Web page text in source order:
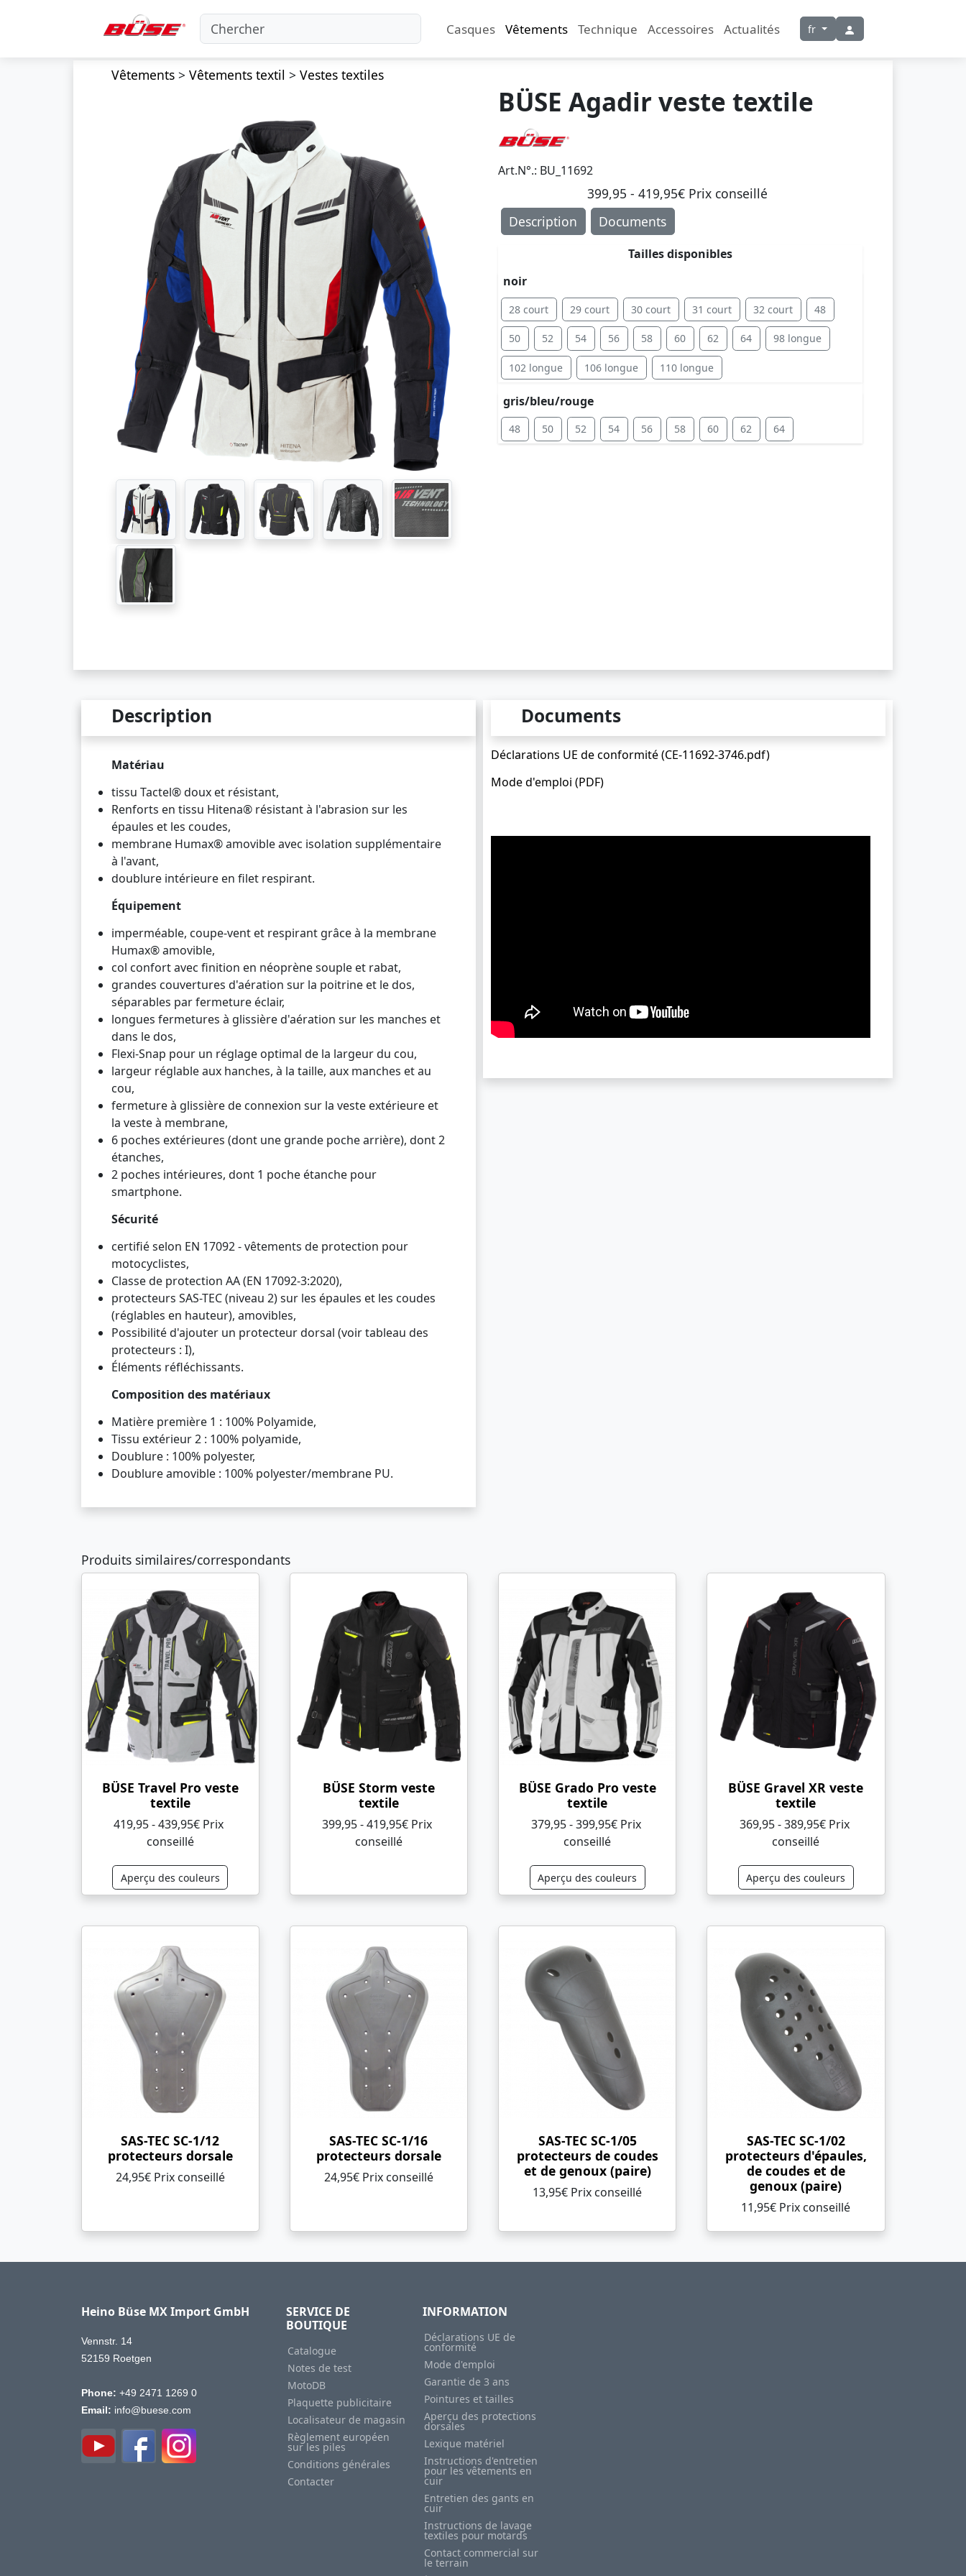
Casques Vêtements Technique Accessoires Actualités fr
Vêtements> Vêtements textil > Vestes textiles
BÜSE Agadir veste textile
Art.N°.: BU_11692
399,95 - 419,95€ Prix ​​conseillé
Description
Documents
Tailles disponibles
noir
28 court 29 court 30 court 31 court 32 court 48
50 52 54 56 58 60 62 64 98 longue
102 longue 106 longue 110 longue
gris/bleu/rouge
48 50 52 54 56 58 60 62 64
Description
Matériau
tissu Tactel® doux et résistant,
Renforts en tissu Hitena® résistant à l'abrasion sur les
épaules et les coudes,
membrane Humax® amovible avec isolation supplémentaire
à l'avant,
doublure intérieure en filet respirant.
Équipement
imperméable, coupe-vent et respirant grâce à la membrane
Humax® amovible,
col confort avec finition en néoprène souple et rabat,
grandes couvertures d'aération sur la poitrine et le dos,
séparables par fermeture éclair,
longues fermetures à glissière d'aération sur les manches et
dans le dos,
Flexi-Snap pour un réglage optimal de la largeur du cou,
largeur réglable aux hanches, à la taille, aux manches et au
cou,
fermeture à glissière de connexion sur la veste extérieure et
la veste à membrane,
6 poches extérieures (dont une grande poche arrière), dont 2
étanches,
2 poches intérieures, dont 1 poche étanche pour
smartphone.
Sécurité
certifié selon EN 17092 - vêtements de protection pour
motocyclistes,
Classe de protection AA (EN 17092-3:2020),
protecteurs SAS-TEC (niveau 2) sur les épaules et les coudes
(réglables en hauteur), amovibles,
Possibilité d'ajouter un protecteur dorsal (voir tableau des
protecteurs : I),
Éléments réfléchissants.
Composition des matériaux
Matière première 1 : 100% Polyamide,
Tissu extérieur 2 : 100% polyamide,
Doublure : 100% polyester,
Doublure amovible : 100% polyester/membrane PU.
Documents
Déclarations UE de conformité (CE-11692-3746.pdf)
Mode d'emploi (PDF)
Produits similaires/correspondants
BÜSE Travel Pro veste
textile
419,95 - 439,95€ Prix ​​
conseillé
Aperçu des couleurs
BÜSE Storm veste
textile
399,95 - 419,95€ Prix ​​
conseillé
BÜSE Grado Pro veste
textile
379,95 - 399,95€ Prix ​​
conseillé
Aperçu des couleurs
BÜSE Gravel XR veste
textile
369,95 - 389,95€ Prix ​​
conseillé
Aperçu des couleurs
SAS-TEC SC-1/12
protecteurs dorsale
24,95€ Prix ​​conseillé
SAS-TEC SC-1/16
protecteurs dorsale
24,95€ Prix ​​conseillé
SAS-TEC SC-1/05
protecteurs de coudes
et de genoux (paire)
13,95€ Prix ​​conseillé
SAS-TEC SC-1/02
protecteurs d'épaules,
de coudes et de
genoux (paire)
11,95€ Prix ​​conseillé
Heino Büse MX Import GmbH
Vennstr. 14
52159 Roetgen
Phone: +49 2471 1269 0
Email: info@buese.com
SERVICE DE
BOUTIQUE
Catalogue
Notes de test
MotoDB
Plaquette publicitaire
Localisateur de magasin
Règlement européen
sur les piles
Conditions générales
Contacter
INFORMATION
Déclarations UE de
conformité
Mode d'emploi
Garantie de 3 ans
Pointures et tailles
Aperçu des protections
dorsales
Lexique matériel
Instructions d'entretien
pour les vêtements en
cuir
Entretien des gants en
cuir
Instructions de lavage
textiles pour motards
Contact commercial sur
le terrain